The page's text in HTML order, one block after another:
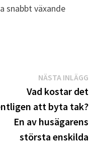
snabbt växande
NÄSTA INLÄGG
Vad kostar det
att byta tak?
En av husägarens
största enskilda